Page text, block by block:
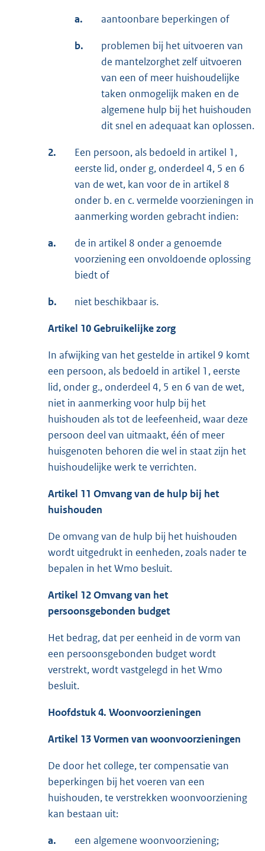
a. aantoonbare beperkingen of
b.
problemen bij het uitvoeren van
de mantelzorghet zelf uitvoeren
van een of meer huishoudelijke
taken onmogelijk maken en de
algemene hulp bij het huishouden
dit snel en adequaat kan oplossen.
2.
Een persoon, als bedoeld in artikel 1,
eerste lid, onder g, onderdeel 4, 5 en 6
van de wet, kan voor de in artikel 8
onder b. en c. vermelde voorzieningen in
aanmerking worden gebracht indien:
a.
de in artikel 8 onder a genoemde
voorziening een onvoldoende oplossing
biedt of
b. niet beschikbaar is.
Artikel 10 Gebruikelijke zorg
In afwijking van het gestelde in artikel 9 komt
een persoon, als bedoeld in artikel 1, eerste
lid, onder g., onderdeel 4, 5 en 6 van de wet,
niet in aanmerking voor hulp bij het
huishouden als tot de leefeenheid, waar deze
persoon deel van uitmaakt, één of meer
huisgenoten behoren die wel in staat zijn het
huishoudelijke werk te verrichten.
Artikel 11 Omvang van de hulp bij het
huishouden
De omvang van de hulp bij het huishouden
wordt uitgedrukt in eenheden, zoals nader te
bepalen in het Wmo besluit.
Artikel 12 Omvang van het
persoonsgebonden budget
Het bedrag, dat per eenheid in de vorm van
een persoonsgebonden budget wordt
verstrekt, wordt vastgelegd in het Wmo
besluit.
Hoofdstuk 4. Woonvoorzieningen
Artikel 13 Vormen van woonvoorzieningen
De door het college, ter compensatie van
beperkingen bij het voeren van een
huishouden, te verstrekken woonvoorziening
kan bestaan uit:
a. een algemene woonvoorziening;